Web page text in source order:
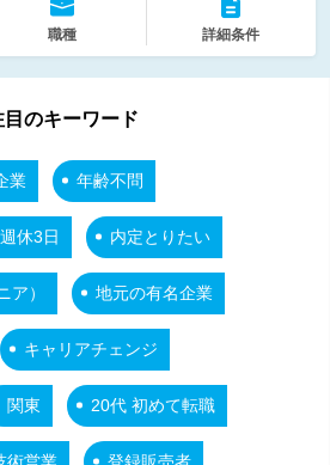
職種 詳細条件
目のキーワード
業 年齢不問
週休3日 内定とりたい
ア） 地元の有名企業
キャリアチェンジ
関東 20代 初めて転職
術営業 登録販売者